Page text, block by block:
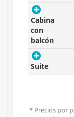
Cabina
con
balcón
Suite
* Precios por